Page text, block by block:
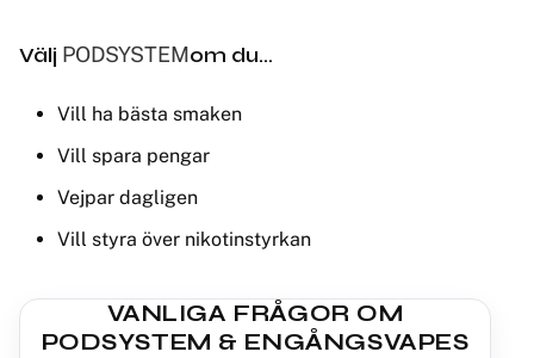
Välj PODSYSTEMom du…
Vill ha bästa smaken
Vill spara pengar
Vejpar dagligen
Vill styra över nikotinstyrkan
VANLIGA FRÅGOR OM
PODSYSTEM & ENGÅNGSVAPES